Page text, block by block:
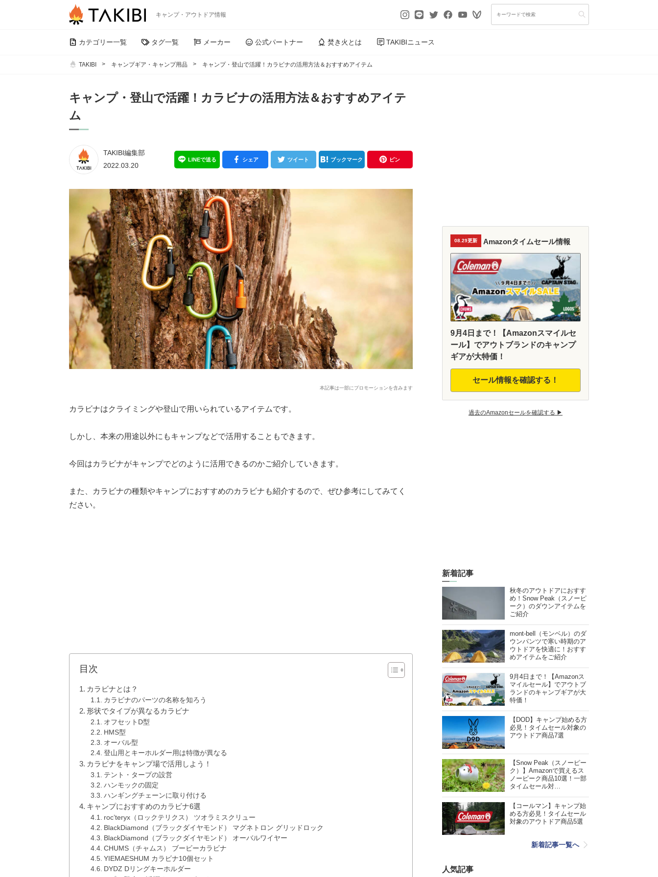
キャンプ・アウトドア情報
カテゴリー一覧 タグ一覧 メーカー 公式パートナー 焚き火とは TAKIBIニュース
TAKIBI キャンプギア・キャンプ用品 キャンプ・登山で活躍！カラビナの活用方法＆おすすめアイテム
キャンプ・登山で活躍！カラビナの活用方法＆おすすめアイテ
ム
TAKIBI編集部
2022.03.20
LINEで送る シェア ツイート ブックマーク ピン
本記事は一部にプロモーションを含みます
カラビナはクライミングや登山で用いられているアイテムです。
しかし、本来の用途以外にもキャンプなどで活用することもできます。
今回はカラビナがキャンプでどのように活用できるのかご紹介していきます。
また、カラビナの種類やキャンプにおすすめのカラビナも紹介するので、ぜひ参考にしてみてく
ださい。
目次
カラビナとは？
カラビナのパーツの名称を知ろう
形状でタイプが異なるカラビナ
オフセットD型
HMS型
オーバル型
登山用とキーホルダー用は特徴が異なる
カラビナをキャンプ場で活用しよう！
テント・タープの設営
ハンモックの固定
ハンギングチェーンに取り付ける
キャンプにおすすめのカラビナ6選
roc’teryx（ロックテリクス） ツオラミスクリュー
BlackDiamond（ブラックダイヤモンド） マグネトロン グリッドロック
BlackDiamond（ブラックダイヤモンド） オーバルワイヤー
CHUMS（チャムス） ブービーカラビナ
YIEMAESHUM カラビナ10個セット
DYDZ Dリングキーホルダー
08.29更新 Amazonタイムセール情報
9月4日まで！【Amazonスマイルセ
ール】でアウトブランドのキャンプ
ギアが大特価！
セール情報を確認する！
過去のAmazonセールを確認する ▶︎
新着記事
秋冬のアウトドアにおすす
め！Snow Peak（スノーピ
ーク）のダウンアイテムを
ご紹介
mont-bell（モンベル）のダ
ウンパンツで寒い時期のア
ウトドアを快適に！おすす
めアイテムをご紹介
9月4日まで！【Amazonス
マイルセール】でアウトブ
ランドのキャンプギアが大
特価！
【DOD】キャンプ始める方
必見！タイムセール対象の
アウトドア商品7選
【Snow Peak（スノーピー
ク）】Amazonで買えるス
ノーピーク商品10選！一部
タイムセール対…
【コールマン】キャンプ始
める方必見！タイムセール
対象のアウトドア商品5選
新着記事一覧へ
人気記事